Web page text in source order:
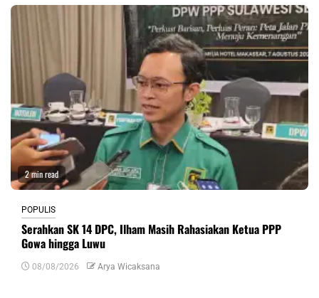
2 min read
POPULIS
Serahkan SK 14 DPC, Ilham Masih Rahasiakan Ketua PPP
Gowa hingga Luwu
08/08/2026 Arya Wicaksana